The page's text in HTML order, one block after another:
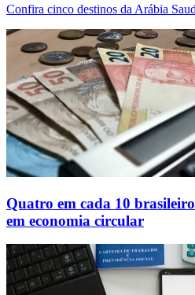
Confira cinco destinos da Arábia
Quatro em cada 10
em economia circular